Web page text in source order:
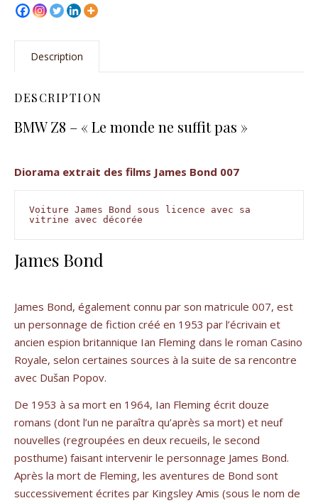
Description
DESCRIPTION
BMW Z8 – « Le monde ne suffit pas »
Diorama extrait des films James Bond 007
Voiture James Bond sous licence avec sa
vitrine avec décorée
James Bond
James Bond, également connu par son matricule 007, est
un personnage de fiction créé en 1953 par l’écrivain et
ancien espion britannique Ian Fleming dans le roman Casino
Royale, selon certaines sources à la suite de sa rencontre
avec Dušan Popov.
De 1953 à sa mort en 1964, Ian Fleming écrit douze
romans (dont l’un ne paraîtra qu’après sa mort) et neuf
nouvelles (regroupées en deux recueils, le second
posthume) faisant intervenir le personnage James Bond.
Après la mort de Fleming, les aventures de Bond sont
successivement écrites par Kingsley Amis (sous le nom de